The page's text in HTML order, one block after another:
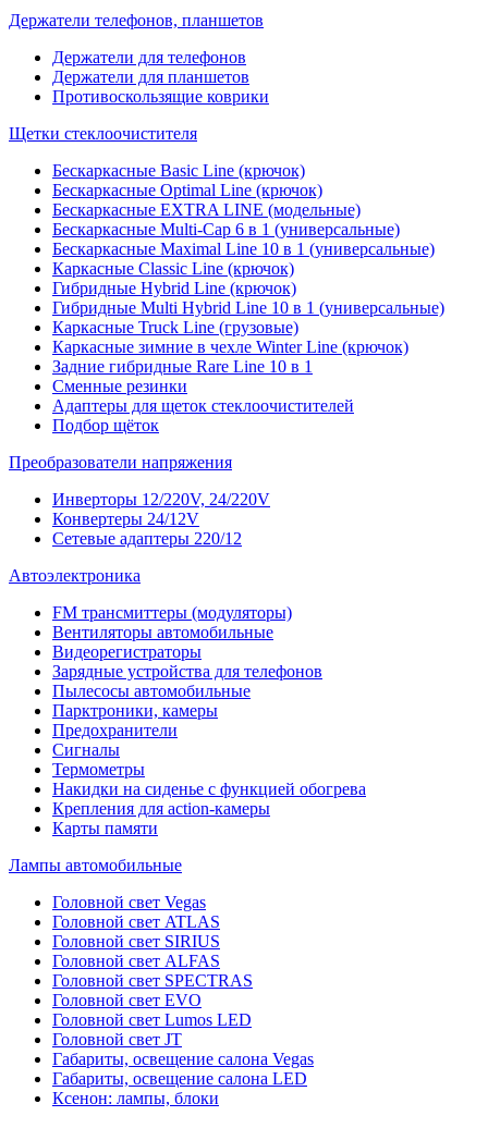
Держатели телефонов, планшетов
Держатели для телефонов
Держатели для планшетов
Противоскользящие коврики
Щетки стеклоочистителя
Бескаркасные Basic Line (крючок)
Бескаркасные Optimal Line (крючок)
Бескаркасные EXTRA LINE (модельные)
Бескаркасные Multi-Cap 6 в 1 (универсальные)
Бескаркасные Maximal Line 10 в 1 (универсальные)
Каркасные Classic Line (крючок)
Гибридные Hybrid Line (крючок)
Гибридные Multi Hybrid Line 10 в 1 (универсальные)
Каркасные Truck Line (грузовые)
Каркасные зимние в чехле Winter Line (крючок)
Задние гибридные Rare Line 10 в 1
Сменные резинки
Адаптеры для щеток стеклоочистителей
Подбор щёток
Преобразователи напряжения
Инверторы 12/220V, 24/220V
Конвертеры 24/12V
Сетевые адаптеры 220/12
Автоэлектроника
FM трансмиттеры (модуляторы)
Вентиляторы автомобильные
Видеорегистраторы
Зарядные устройства для телефонов
Пылесосы автомобильные
Парктроники, камеры
Предохранители
Сигналы
Термометры
Накидки на сиденье с функцией обогрева
Крепления для action-камеры
Карты памяти
Лампы автомобильные
Головной свет Vegas
Головной свет ATLAS
Головной свет SIRIUS
Головной свет ALFAS
Головной свет SPECTRAS
Головной свет EVO
Головной свет Lumos LED
Головной свет JT
Габариты, освещение салона Vegas
Габариты, освещение салона LED
Ксенон: лампы, блоки